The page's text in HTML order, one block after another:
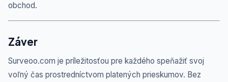
obchod.
Záver
Surveoo.com je príležitosťou pre každého speňažiť svoj
voľný čas prostredníctvom platených prieskumov. Bez